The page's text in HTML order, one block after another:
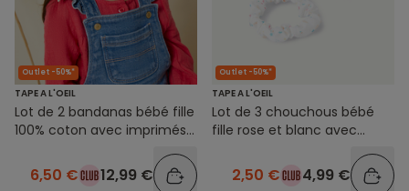
Outlet -50%*
TAPE A L'OEIL
Lot de 2 bandanas bébé fille
100% coton avec imprimés
6,50 € 12,99 €
Outlet -50%*
TAPE A L'OEIL
Lot de 3 chouchous bébé
fille rose et blanc avec
2,50 € 4,99 €